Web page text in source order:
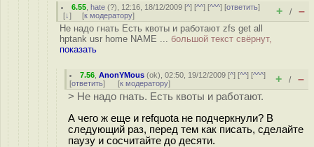
6.55 ,hate (?), 12:16, 18/12/2009 [^] [^^] [^^^] [ответить]
[↓] [к модератору] + / –
Не надо гнать Есть квоты и работают zfs get all
hptank usr home NAME ... большой текст свёрнут,
показать
7.56 ,AnonYMous (ok), 02:50, 19/12/2009 [^] [^^] [^^^]
[ответить] [к модератору] + / –
> Не надо гнать. Есть квоты и работают.
А чего ж еще и refquota не подчеркнули? В
следующий раз, перед тем как писать, сделайте
паузу и сосчитайте до десяти.